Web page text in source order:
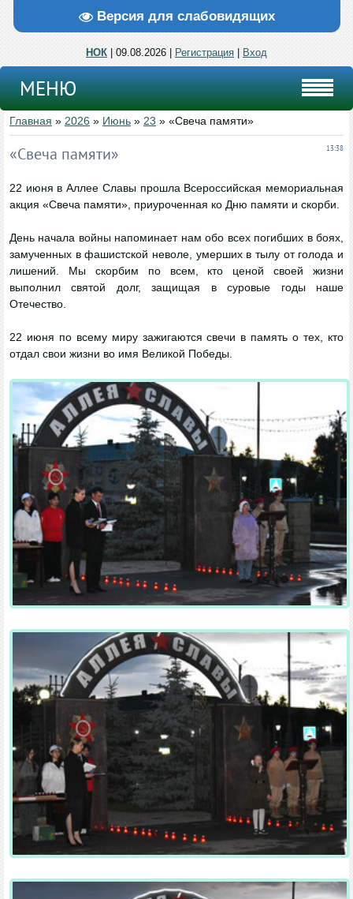
Версия для слабовидящих
НОК | 09.08.2026 | Регистрация Вход
МЕНЮ
Главная » 2026 » Июнь » 23 » «Свеча памяти»
13:38
«Свеча памяти»
22 июня в Аллее Славы прошла Всероссийская мемориальная
акция «Свеча памяти», приуроченная ко Дню памяти и скорби.
День начала войны напоминает нам обо всех погибших в боях,
замученных в фашистской неволе, умерших в тылу от голода и
лишений. Мы скорбим по всем, кто ценой своей жизни
выполнил святой долг, защищая в суровые годы наше
Отечество.
22 июня по всему миру зажигаются свечи в память о тех, кто
отдал свои жизни во имя Великой Победы.